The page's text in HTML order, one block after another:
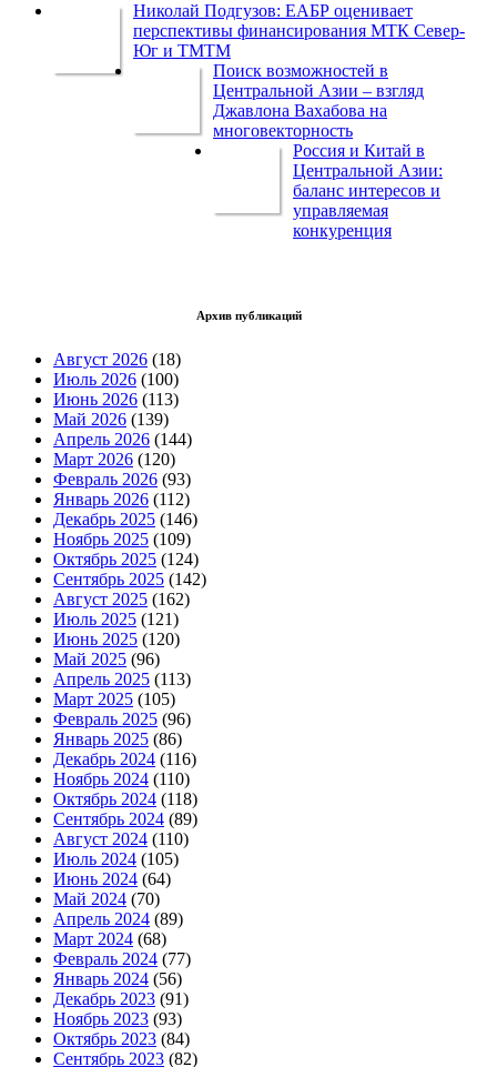
Николай Подгузов: ЕАБР оценивает
перспективы финансирования МТК Север-
Юг и ТМТМ
Поиск возможностей в
Центральной Азии – взгляд
Джавлона Вахабова на
многовекторность
Россия и Китай в
Центральной Азии:
баланс интересов и
управляемая
конкуренция
Архив публикаций
Август 2026 (18)
Июль 2026 (100)
Июнь 2026 (113)
Май 2026 (139)
Апрель 2026 (144)
Март 2026 (120)
Февраль 2026 (93)
Январь 2026 (112)
Декабрь 2025 (146)
Ноябрь 2025 (109)
Октябрь 2025 (124)
Сентябрь 2025 (142)
Август 2025 (162)
Июль 2025 (121)
Июнь 2025 (120)
Май 2025 (96)
Апрель 2025 (113)
Март 2025 (105)
Февраль 2025 (96)
Январь 2025 (86)
Декабрь 2024 (116)
Ноябрь 2024 (110)
Октябрь 2024 (118)
Сентябрь 2024 (89)
Август 2024 (110)
Июль 2024 (105)
Июнь 2024 (64)
Май 2024 (70)
Апрель 2024 (89)
Март 2024 (68)
Февраль 2024 (77)
Январь 2024 (56)
Декабрь 2023 (91)
Ноябрь 2023 (93)
Октябрь 2023 (84)
Сентябрь 2023 (82)